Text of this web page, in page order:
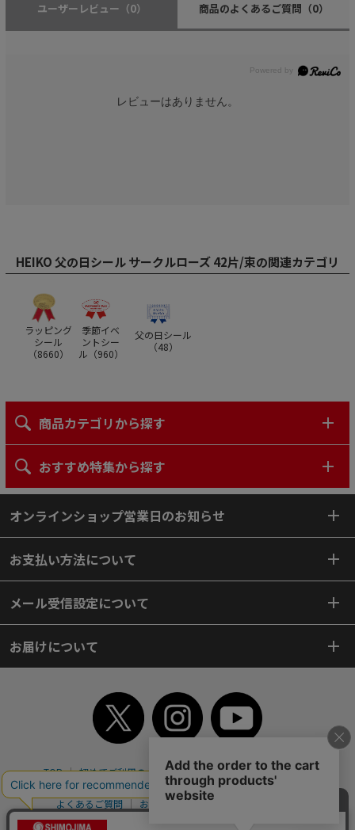
ユーザーレビュー （0） 商品のよくあるご質問 （0）
レビューはありません。
HEIKO 父の日シール サークルローズ 42片/束の関連カテゴリ
ラッピング
シール
（8660）
季節イベ
ントシー
ル（960）
父の日シール
（48）
商品カテゴリから探す
おすすめ特集から探す
オンラインショップ営業日のお知らせ
お支払い方法について
メール受信設定について
お届けについて
TOP 初めてご利用のお客様へ ご利用案内
ご利用規約
個人情報保護方針
特定商取引法
会社案内
よくあるご質問
お問い合わせ
ピンポイントサーチ
サイトマップ